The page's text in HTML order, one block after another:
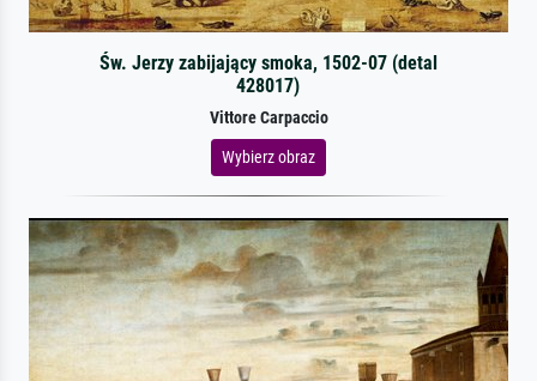
Św. Jerzy zabijający smoka, 1502-07 (detal
428017)
Vittore Carpaccio
Wybierz obraz